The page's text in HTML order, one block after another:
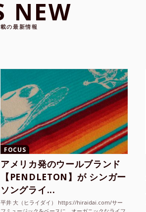
FOCUS
アメリカ発のウールブランド
【PENDLETON】が シンガー
ソングライ...
平井 大（ヒライダイ） https://hiraidai.com/サー
フミュージックをベースに、オーガニックなライフ
スタイルと、ウクレレ&ギターが奏でるサウンドで
注目を集めるシンガ ーソングラ...
2025.10.20 ヒラバヤシ